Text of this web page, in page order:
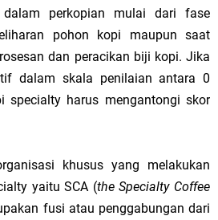
perkopian mulai dari fase
pohon kopi maupun saat
dan peracikan biji kopi. Jika
dalam skala penilaian antara 0
specialty harus mengantongi skor
khusus yang melakukan
yaitu SCA (the Specialty Coffee
fusi atau penggabungan dari